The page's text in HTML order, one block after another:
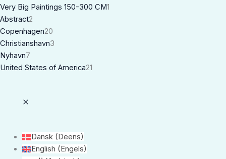
Very Big Paintings 150-300 CM1
Abstract2
Copenhagen20
Christianshavn3
Nyhavn7
United States of America21
Dansk( Deens)
English ( Engels)